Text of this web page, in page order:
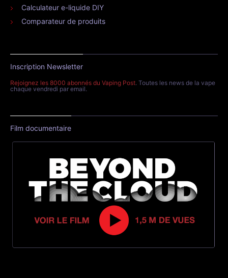
Calculateur e-liquide DIY
Comparateur de produits
Inscription Newsletter
Rejoignez les 8000 abonnés du Vaping Post. Toutes les news de la vape
chaque vendredi par email.
Film documentaire